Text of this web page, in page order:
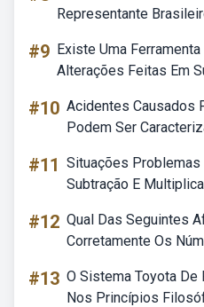
Representante
#9 Existe Uma
Alterações Feitas Em
#10 Acidentes Causados
Podem Ser
#11 Situações
Subtração E
#12 Qual Das Seguintes
Corretamente Os
#13 O Sistema Toyota De
Nos Princípios